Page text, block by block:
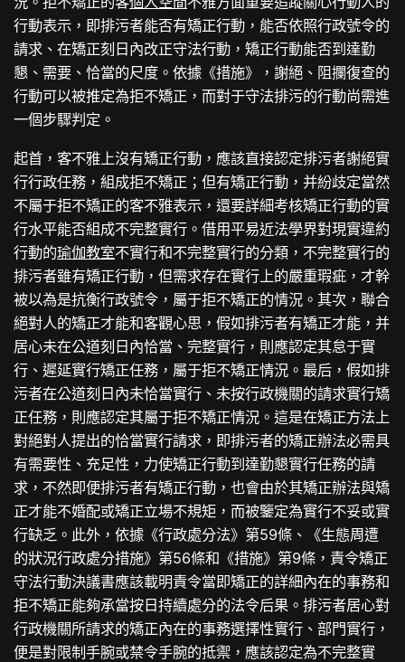
行動表示，即排污者能否有矯正行動，能否依照行政號令的
請求、在矯正刻日內改正守法行動，矯正行動能否到達勤
懇、需要、恰當的尺度。依據《措施》，謝絕、阻攔復查的
行動可以被推定為拒不矯正，而對于守法排污的行動尚需進
一個步驟判定。
起首，客不雅上沒有矯正行動，應該直接認定排污者謝絕實
行行政任務，組成拒不矯正；但有矯正行動，并紛歧定當然
不屬于拒不矯正的客不雅表示，還要詳細考核矯正行動的實
行水平能否組成不完整實行。借用平易近法學界對現實違約
行動的瑜伽教室不實行和不完整實行的分類，不完整實行的
排污者雖有矯正行動，但需求存在實行上的嚴重瑕疵，才幹
被以為是抗衡行政號令，屬于拒不矯正的情況。其次，聯合
絕對人的矯正才能和客觀心思，假如排污者有矯正才能，并
居心未在公道刻日內恰當、完整實行，則應認定其怠于實
行、遲延實行矯正任務，屬于拒不矯正情況。最后，假如排
污者在公道刻日內未恰當實行、未按行政機關的請求實行矯
正任務，則應認定其屬于拒不矯正情況。這是在矯正方法上
對絕對人提出的恰當實行請求，即排污者的矯正辦法必需具
有需要性、充足性，力使矯正行動到達勤懇實行任務的請
求，不然即便排污者有矯正行動，也會由於其矯正辦法與矯
正才能不婚配或矯正立場不規矩，而被鑒定為實行不妥或實
行缺乏。此外，依據《行政處分法》第59條、《生態周遭
的狀況行政處分措施》第56條和《措施》第9條，責令矯正
守法行動決議書應該載明責令當即矯正的詳細內在的事務和
拒不矯正能夠承當按日持續處分的法令后果。排污者居心對
行政機關所請求的矯正內在的事務選擇性實行、部門實行，
便是對限制手腕或禁令手腕的抵禦，應該認定為不完整實